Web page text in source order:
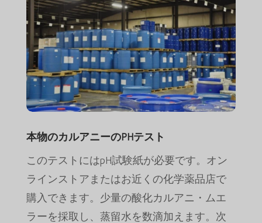
本物のカルアニーのPHテスト
このテストにはpH試験紙が必要です。オン
ラインストアまたはお近くの化学薬品店で
購入できます。少量の酸化カルアニ・ムエ
ラーを採取し、蒸留水を数滴加えます。次